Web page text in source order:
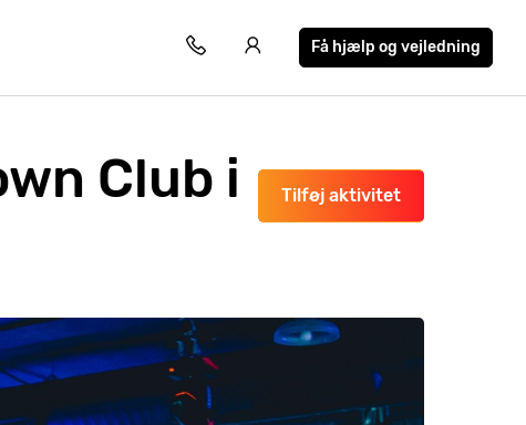
Få hjælp og vejledning
Tilføj aktivitet
Club i